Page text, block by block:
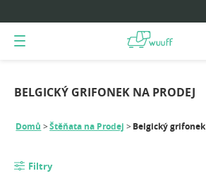
BELGICKÝ GRIFONEK NA PRODEJ
Domů Štěňata na Prodej Belgický grifonek
Filtry